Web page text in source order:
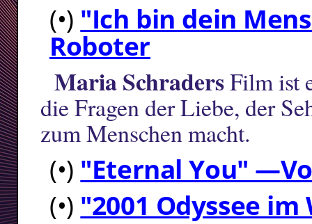
(•) "Ich bin dein
Roboter
Maria SchradersFilm ist
die Fragen der Liebe, der
zum Menschen macht.
(•) "Eternal You"
(•) "2001 Odyssee